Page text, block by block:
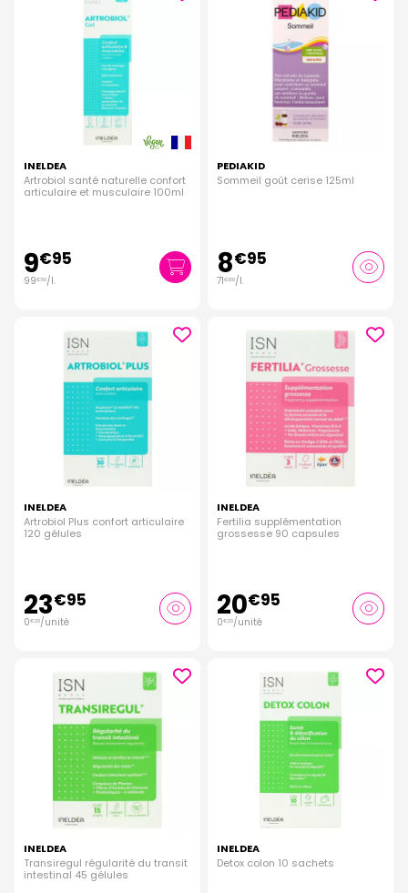
INELDEA
Artrobiol santé naturelle confort
articulaire et musculaire 100ml
9€95
99€50/l.
PEDIAKID
Sommeil goût cerise 125ml
8€95
71€60/l.
INELDEA
Artrobiol Plus confort articulaire
120 gélules
23€95
0€20/unité
INELDEA
Fertilia supplémentation
grossesse 90 capsules
20€95
0€23/unité
INELDEA
Transiregul régularité du transit
intestinal 45 gélules
INELDEA
Detox colon 10 sachets